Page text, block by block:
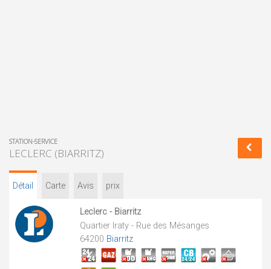
STATION-SERVICE
LECLERC (BIARRITZ)
Détail Carte Avis prix
Leclerc - Biarritz
Quartier Iraty - Rue des Mésanges
64200 Biarritz